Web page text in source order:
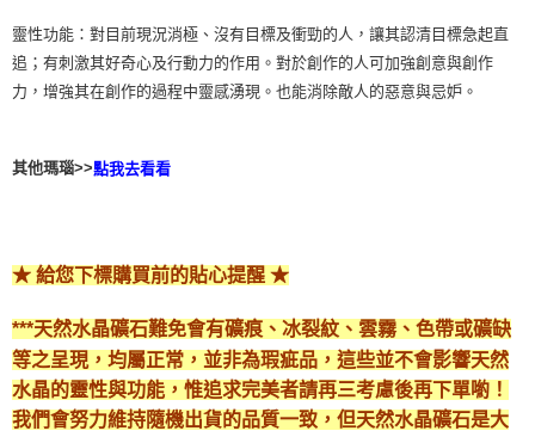
靈性功能：對目前現況消極、沒有目標及衝勁的人，讓其認清目標急起直
追；有刺激其好奇心及行動力的作用。對於創作的人可加強創意與創作
力，增強其在創作的過程中靈感湧現。也能消除敵人的惡意與忌妒。
其他瑪瑙>>點我去看看
★ 給您下標購買前的貼心提醒 ★
***天然水晶礦石難免會有礦痕、冰裂紋、雲霧、色帶或礦缺
等之呈現，均屬正常，並非為瑕疵品，這些並不會影響天然
水晶的靈性與功能，惟追求完美者請再三考慮後再下單喲！
我們會努力維持隨機出貨的品質一致，但天然水晶礦石是大